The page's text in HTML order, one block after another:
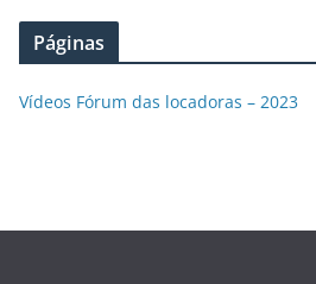
Páginas
Vídeos Fórum das locadoras – 2023